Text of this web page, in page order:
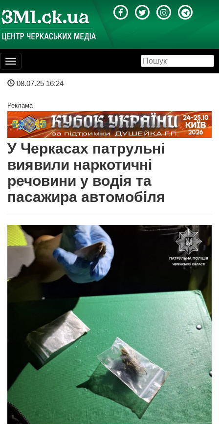
Toggle
navigation
08.07.25 16:24
Реклама
У Черкасах патрульні
виявили наркотичні
речовини у водія та
пасажира автомобіля